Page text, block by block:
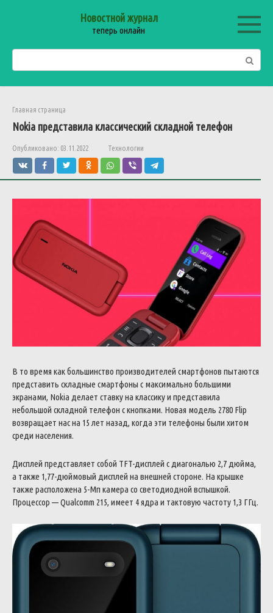
Новостной журнал
теперь онлайн
Главная страница
Nokia представила классический складной телефон
Опубликовано: 03.11.2022 Технологии
В то время как большинство производителей смартфонов пытаются
представить складные смартфоны с максимально большими
экранами, Nokia делает ставку на классику и представила
небольшой складной телефон с кнопками. Новая модель 2780 Flip
возвращает нас на 15 лет назад, когда эти телефоны были хитом
среди населения.
Дисплей представляет собой TFT-дисплей с диагональю 2,7 дюйма,
а также 1,77-дюймовый дисплей на внешней стороне. На крышке
также расположена 5-Мп камера со светодиодной вспышкой.
Процессор — Qualcomm 215, имеет 4 ядра и тактовую частоту 1,3 ГГц.